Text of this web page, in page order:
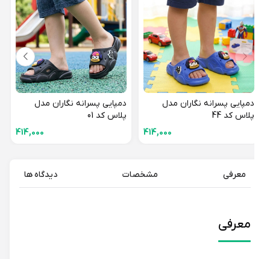
دمپایی پسرانه نگاران مدل
پلاس کد 44
414,000
دمپایی پسرانه نگاران مدل
پلاس کد 01
414,000
معرفی مشخصات دیدگاه ها
معرفی